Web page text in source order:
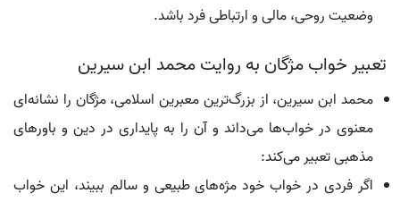
وضعیت روحی، مالی و ارتباطی فرد باشد.
تعبیر خواب مژگان به روایت محمد ابن سیرین
محمد ابن سیرین، از بزرگ‌ترین معبرین اسلامی، مژگان را نشانه‌ای
معنوی در خواب‌ها می‌داند و آن را به پایداری در دین و باورهای
مذهبی تعبیر می‌کند:
اگر فردی در خواب خود مژه‌های طبیعی و سالم ببیند، این خواب